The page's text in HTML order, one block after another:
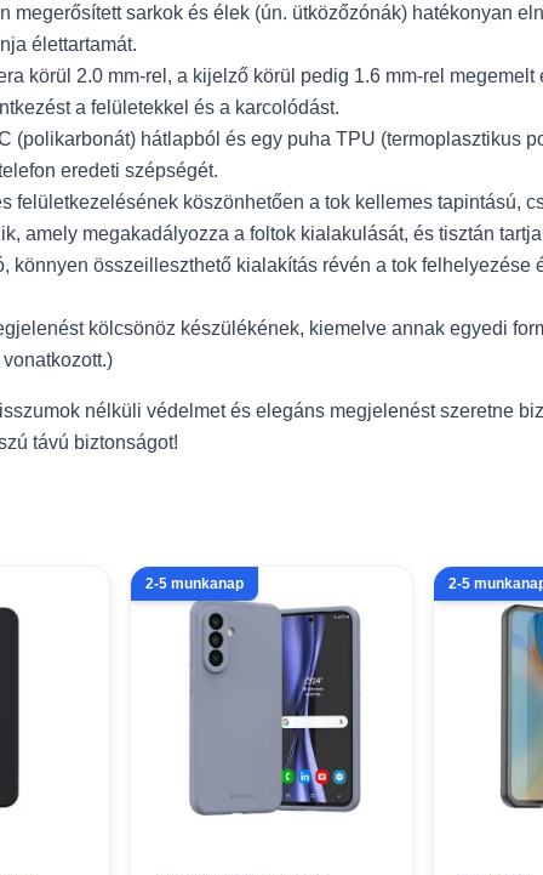
megerősített sarkok és élek (ún. ütközőzónák) hatékonyan
élettartamát.
körül 2.0 mm-rel, a kijelző körül pedig 1.6 mm-rel
a felületekkel és a karcolódást.
(polikarbonát) hátlapból és egy puha TPU (termoplasztikus
eredeti szépségét.
felületkezelésének köszönhetően a tok kellemes tapintású,
amely megakadályozza a foltok kialakulását, és tisztán
könnyen összeilleszthető kialakítás révén a tok
kölcsönöz készülékének, kiemelve annak egyedi
nélküli védelmet és elegáns megjelenést szeretne
távú biztonságot!
2-5 munkanap 2-5